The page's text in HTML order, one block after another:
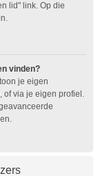
lid" link. Op die
vinden?
je eigen
of via je eigen profiel.